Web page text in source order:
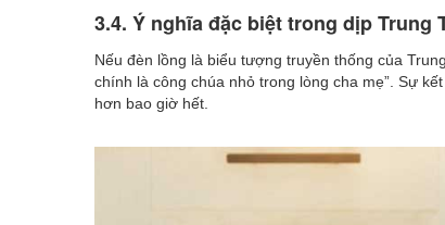
3.4. Ý nghĩa đặc biệt trong dịp Trung
Nếu đèn lồng là biểu tượng truyền thống của
chính là công chúa nhỏ trong lòng cha mẹ”. Sự
hơn bao giờ hết.